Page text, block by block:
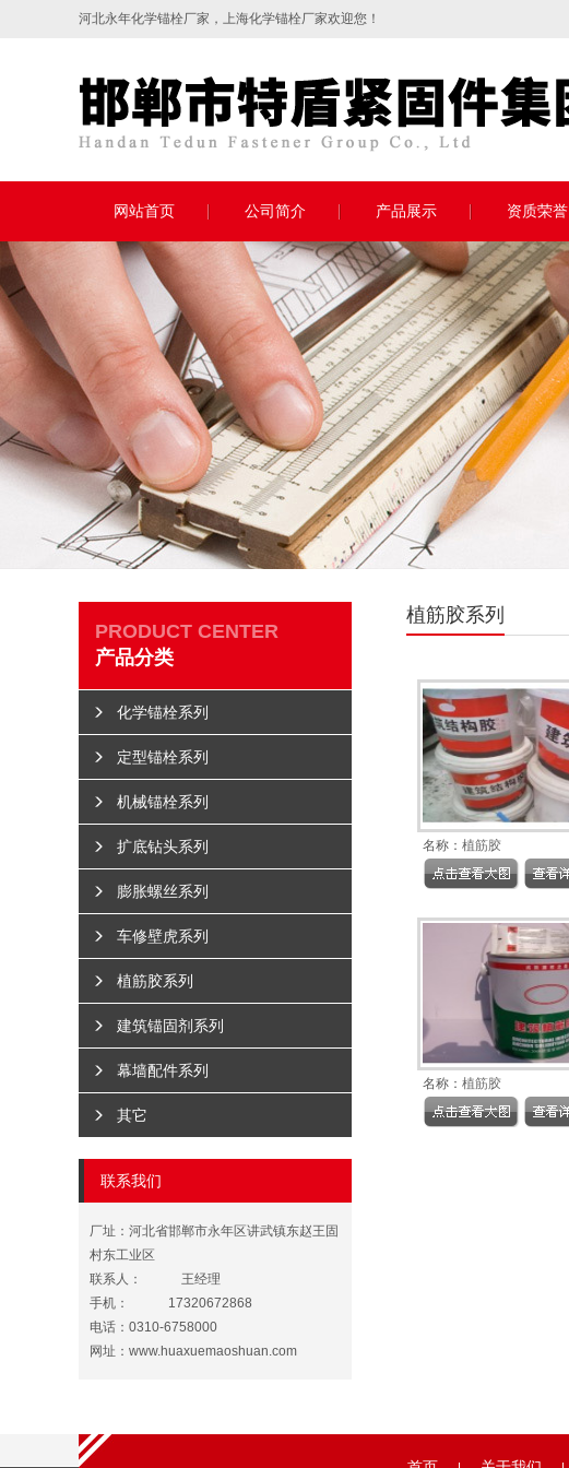
河北永年化学锚栓厂家，上海化学锚栓厂家欢迎您！
网站首页 公司简介 产品展示 资质荣誉
PRODUCT CENTER
产品分类
化学锚栓系列
定型锚栓系列
机械锚栓系列
扩底钻头系列
膨胀螺丝系列
车修壁虎系列
植筋胶系列
建筑锚固剂系列
幕墙配件系列
其它
联系我们
厂址：河北省邯郸市永年区讲武镇东赵王固
村东工业区
联系人：
王经理
手机：
17320672868
电话：0310-6758000
网址： www.huaxuemaoshuan.com
植筋胶系列
名称： 植筋胶
名称： 植筋胶